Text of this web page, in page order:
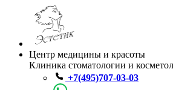
Центр медицины и красоты
Клиника стоматологии и
+7(495)707-03-03